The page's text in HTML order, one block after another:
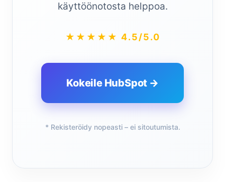
käyttöönotosta helppoa.
★★★★★ 4.5/5.0
Kokeile HubSpot →
* Rekisteröidy nopeasti – ei sitoutumista.